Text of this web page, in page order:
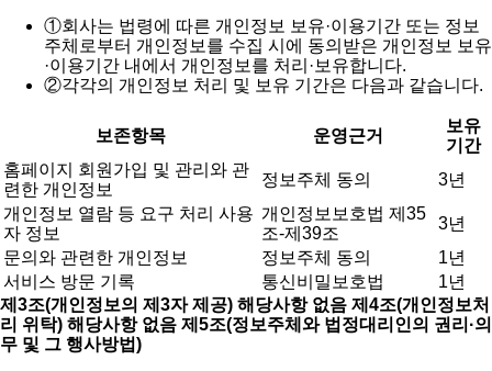
①회사는 법령에 따른 개인정보 보유·이용기간 또는 정보
주체로부터 개인정보를 수집 시에 동의받은 개인정보 보유
·이용기간 내에서 개인정보를 처리·보유합니다.
②각각의 개인정보 처리 및 보유 기간은 다음과 같습니다.
보존항목 운영근거
보유
기간
홈페이지 회원가입 및 관리와 관
련한 개인정보
정보주체 동의
3년
개인정보 열람 등 요구 처리 사용
자 정보
개인정보보호법 제35
조-제39조
3년
문의와 관련한 개인정보
정보주체 동의
1년
서비스 방문 기록
통신비밀보호법
1년
제3조(개인정보의 제3자 제공) 해당사항 없음 제4조(개인정보처
리 위탁) 해당사항 없음 제5조(정보주체와 법정대리인의 권리·의
무 및 그 행사방법)